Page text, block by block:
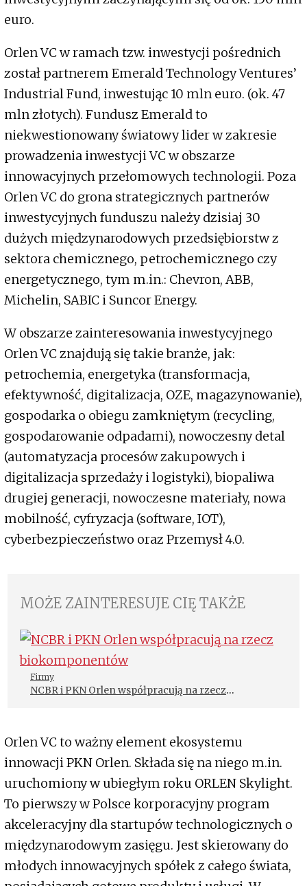
euro.
Orlen VC w ramach tzw. inwestycji pośrednich
został partnerem Emerald Technology Ventures’
Industrial Fund, inwestując 10 mln euro. (ok. 47
mln złotych). Fundusz Emerald to
niekwestionowany światowy lider w zakresie
prowadzenia inwestycji VC w obszarze
innowacyjnych przełomowych technologii. Poza
Orlen VC do grona strategicznych partnerów
inwestycyjnych funduszu należy dzisiaj 30
dużych międzynarodowych przedsiębiorstw z
sektora chemicznego, petrochemicznego czy
energetycznego, tym m.in.: Chevron, ABB,
Michelin, SABIC i Suncor Energy.
W obszarze zainteresowania inwestycyjnego
Orlen VC znajdują się takie branże, jak:
petrochemia, energetyka (transformacja,
efektywność, digitalizacja, OZE, magazynowanie),
gospodarka o obiegu zamkniętym (recycling,
gospodarowanie odpadami), nowoczesny detal
(automatyzacja procesów zakupowych i
digitalizacja sprzedaży i logistyki), biopaliwa
drugiej generacji, nowoczesne materiały, nowa
mobilność, cyfryzacja (software, IOT),
cyberbezpieczeństwo oraz Przemysł 4.0.
MOŻE ZAINTERESUJE CIĘ TAKŻE
Firmy
NCBR i PKN Orlen współpracują na rzecz
Orlen VC to ważny element ekosystemu
innowacji PKN Orlen. Składa się na niego m.in.
uruchomiony w ubiegłym roku ORLEN Skylight.
To pierwszy w Polsce korporacyjny program
akceleracyjny dla startupów technologicznych o
międzynarodowym zasięgu. Jest skierowany do
młodych innowacyjnych spółek z całego świata,